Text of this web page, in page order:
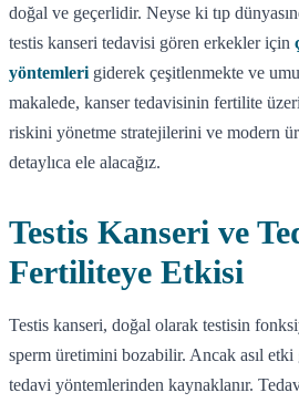
doğal ve geçerlidir. Neyse ki tıp
testis kanseri tedavisi gören erkekler için
yöntemleri giderek çeşitlenmekte ve
makalede, kanser tedavisinin fertilite
riskini yönetme stratejilerini ve modern
detaylıca ele alacağız.
Testis Kanseri ve
Fertiliteye Etkisi
Testis kanseri, doğal olarak testisin
sperm üretimini bozabilir. Ancak asıl
tedavi yöntemlerinden kaynaklanır.